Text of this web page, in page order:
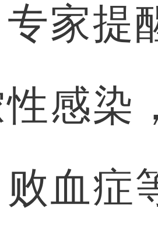
提醒
感染
血症